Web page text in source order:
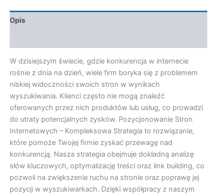
Opis
W dzisiejszym świecie, gdzie konkurencja w internecie
rośnie z dnia na dzień, wiele firm boryka się z problemem
niskiej widoczności swoich stron w wynikach
wyszukiwania. Klienci często nie mogą znaleźć
oferowanych przez nich produktów lub usług, co prowadzi
do utraty potencjalnych zysków. Pozycjonowanie Stron
Internetowych – Kompleksowa Strategia to rozwiązanie,
które pomoże Twojej firmie zyskać przewagę nad
konkurencją. Nasza strategia obejmuje dokładną analizę
słów kluczowych, optymalizację treści oraz link building, co
pozwoli na zwiększenie ruchu na stronie oraz poprawę jej
pozycji w wyszukiwarkach. Dzięki współpracy z naszym